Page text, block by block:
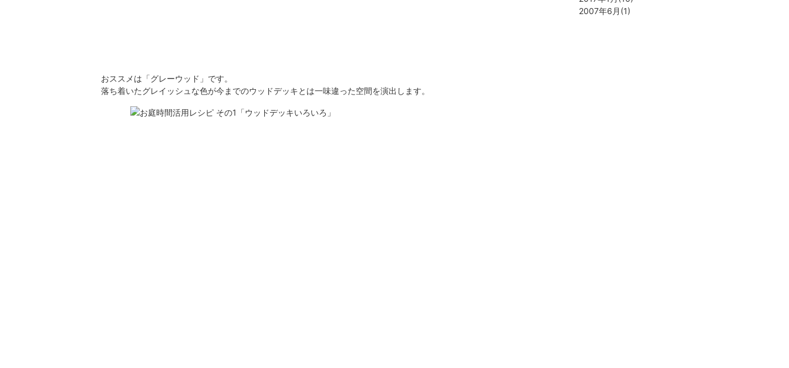
おススメは「グレーウッド」です。
落ち着いたグレイッシュな色が今までのウッドデッキとは一味違った空間を演出します。
2007年6月(1)